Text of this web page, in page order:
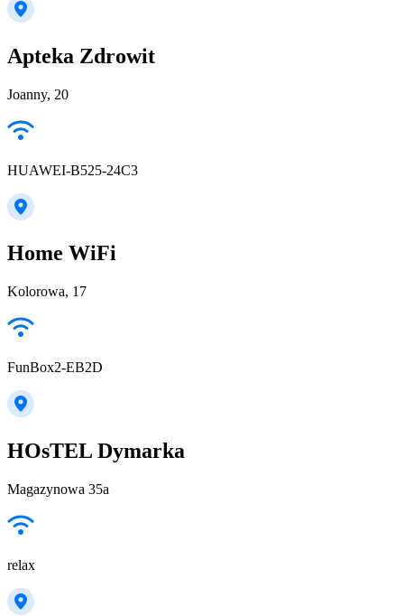
Apteka Zdrowit
Joanny, 20
HUAWEI-B525-24C3
Home WiFi
Kolorowa, 17
FunBox2-EB2D
HOsTEL Dymarka
Magazynowa 35a
relax